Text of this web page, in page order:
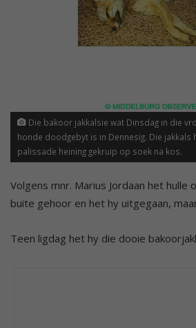
Die bakoor jakkalsie wat Dinsdag in die
honde doodgebyt is in Dennesig. Die jakkals
palissade heining gekruip op soek na kos.
Volgens mnr. Marius Jordaan het hulle
buite gehoor en het hy uitgegaan,
Teen ligdag het hy die dooie